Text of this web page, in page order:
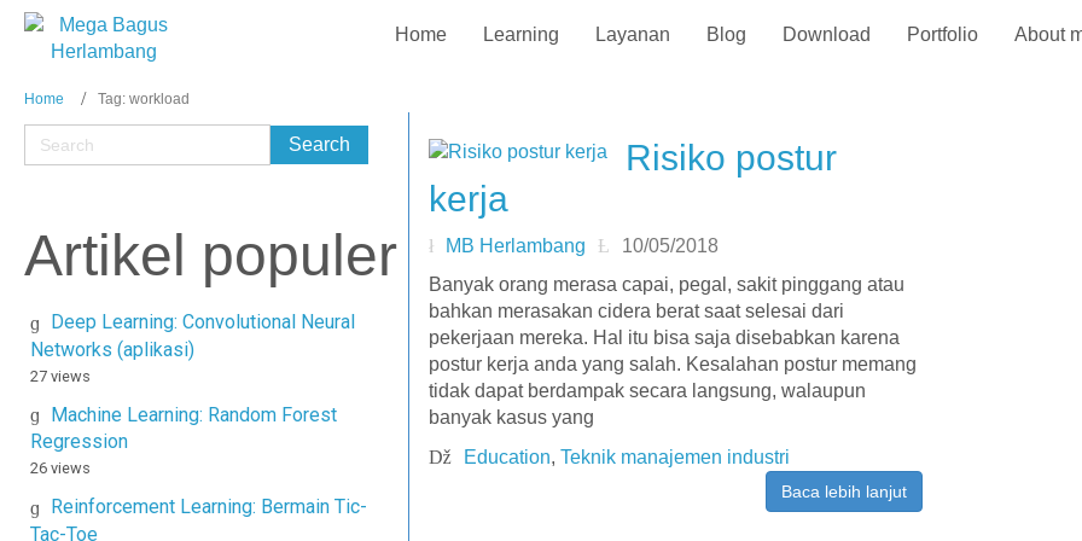
Home Learning Layanan Blog Download Portfolio About
Home Tag: workload
Artikel populer
Deep Learning: Convolutional Neural
Networks (aplikasi)
27 views
Machine Learning: Random Forest
Regression
26 views
Reinforcement Learning: Bermain Tic-
Tac-Toe
Risiko postur
kerja
MB Herlambang
10/05/2018
Banyak orang merasa capai, pegal, sakit pinggang atau
bahkan merasakan cidera berat saat selesai dari
pekerjaan mereka. Hal itu bisa saja disebabkan karena
postur kerja anda yang salah. Kesalahan postur memang
tidak dapat berdampak secara langsung, walaupun
banyak kasus yang
Education, Teknik manajemen industri
Baca lebih lanjut